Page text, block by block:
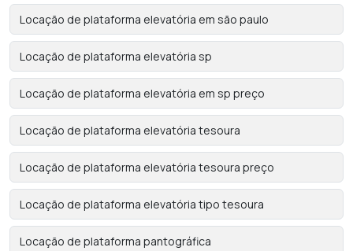
Locação de plataforma elevatória em são paulo
Locação de plataforma elevatória sp
Locação de plataforma elevatória em sp preço
Locação de plataforma elevatória tesoura
Locação de plataforma elevatória tesoura preço
Locação de plataforma elevatória tipo tesoura
Locação de plataforma pantográfica